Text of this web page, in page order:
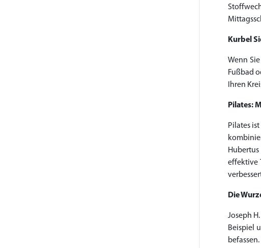
Kurbel
Wenn
Fußbad
Ihren
Pilates:
Pilates
effektive
Die
Joseph
Beispiel